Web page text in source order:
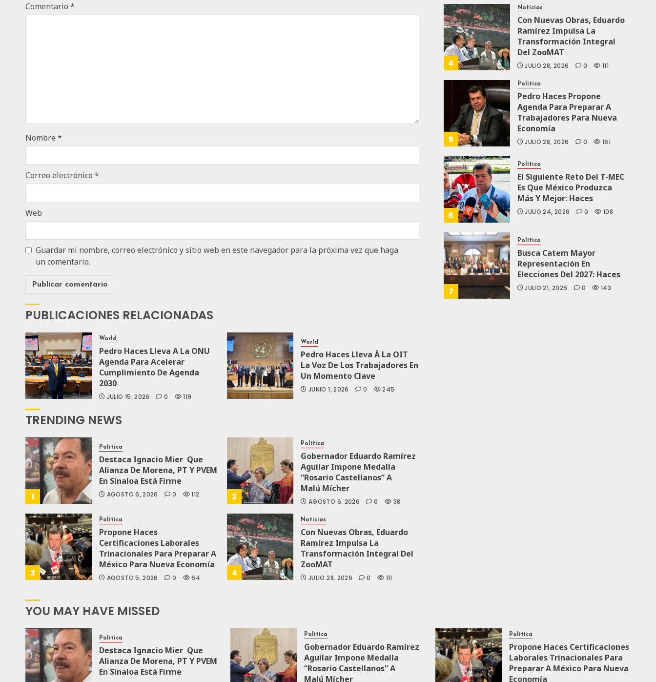
Comentario *
Nombre *
Correo electrónico *
Web
Guardar mi nombre, correo electrónico y sitio web en este navegador para la próxima vez que haga
un comentario.
PUBLICACIONES RELACIONADAS
World
Pedro Haces Lleva A La ONU
Agenda Para Acelerar
Cumplimiento De Agenda
2030
JULIO 15, 2026 0 119
World
Pedro Haces Lleva À La OIT
La Voz De Los Trabajadores En
Un Momento Clave
JUNIO 1, 2026 0 245
TRENDING NEWS
1
Política
Destaca Ignacio Mier Que
Alianza De Morena, PT Y PVEM
En Sinaloa Está Firme
AGOSTO 6, 2026 0 112 2
Política
Gobernador Eduardo Ramírez
Aguilar Impone Medalla
“Rosario Castellanos” A
Malú Mícher
AGOSTO 6, 2026 0 38
3
Política
Propone Haces
Certificaciones Laborales
Trinacionales Para Preparar A
México Para Nueva Economía
AGOSTO 5, 2026 0 64 4
Noticias
Con Nuevas Obras, Eduardo
Ramírez Impulsa La
Transformación Integral Del
ZooMAT
JULIO 28, 2026 0 111
4
Noticias
Con Nuevas Obras, Eduardo
Ramírez Impulsa La
Transformación Integral
Del ZooMAT
JULIO 28, 2026 0 111
5
Política
Pedro Haces Propone
Agenda Para Preparar A
Trabajadores Para Nueva
Economía
JULIO 28, 2026 0 161
6
Política
El Siguiente Reto Del T-MEC
Es Que México Produzca
Más Y Mejor: Haces
JULIO 24, 2026 0 108
7
Política
Busca Catem Mayor
Representación En
Elecciones Del 2027: Haces
JULIO 21, 2026 0 143
YOU MAY HAVE MISSED
Política
Destaca Ignacio Mier Que
Alianza De Morena, PT Y PVEM
En Sinaloa Está Firme
Política
Gobernador Eduardo Ramírez
Aguilar Impone Medalla
“Rosario Castellanos” A
Malú Mícher
Política
Propone Haces Certificaciones
Laborales Trinacionales Para
Preparar A México Para Nueva
Economía